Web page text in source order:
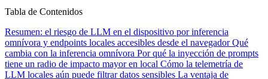
Tabla de Contenidos
Resumen: el riesgo de LLM en el dispositivo por inferencia
omnívora y endpoints locales accesibles desde el navegadorQué
cambia con la inferencia omnívora Por qué la inyección de prompts
tiene un radio de impacto mayor en local Cómo la telemetría de
LLM locales aún puede filtrar datos sensibles La ventaja de